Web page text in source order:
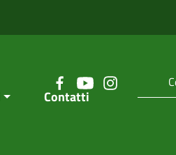
Contatti